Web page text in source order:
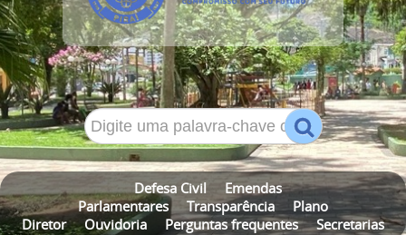
Defesa Civil
Emendas
Parlamentares
Transparência
Plano
Diretor
Ouvidoria Perguntas frequentes Secretarias